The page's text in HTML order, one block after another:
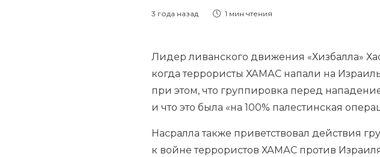
3 года назад 1 мин чтения
Лидер ливанского движения «Хизбалла»
когда террористы ХАМАС напали на
при этом, что группировка перед
и что это была «на 100% палестинская
Насралла также приветствовал действия
к войне террористов ХАМАС против